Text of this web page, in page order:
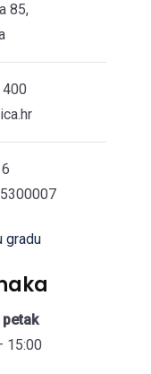
85,
gradu
15:00